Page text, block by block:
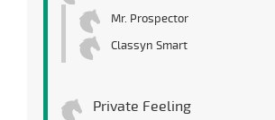
Mr. Prospector
Classyn Smart
Private Feeling